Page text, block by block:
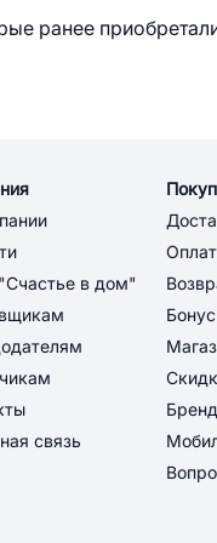
ранее
в дом"
связь